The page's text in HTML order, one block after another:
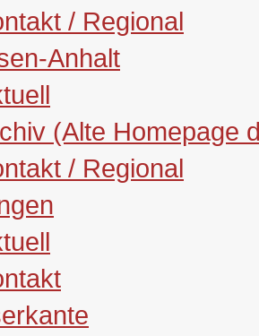
/ Regional
Anhalt
(Alte Homepage
/ Regional